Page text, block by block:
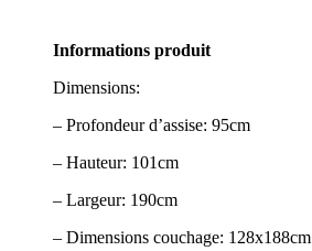
Informations produit
Dimensions:
– Profondeur d’assise: 95cm
– Hauteur: 101cm
– Largeur: 190cm
– Dimensions couchage: 128x188cm